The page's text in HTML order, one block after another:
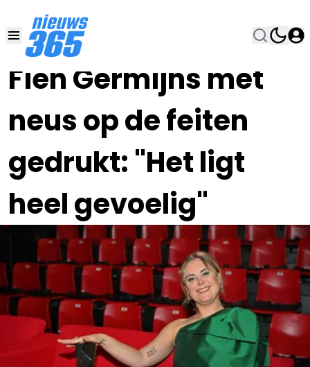
Fien Germijns met
neus op de feiten
gedrukt: "Het ligt
heel gevoelig"
18 DEC 2024, 11:00